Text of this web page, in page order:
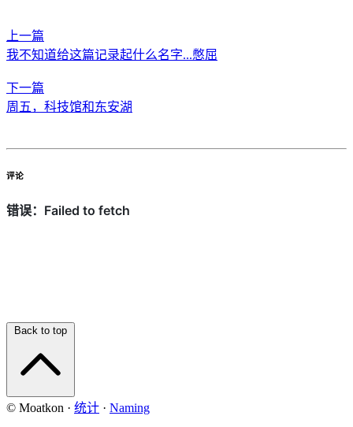
上一篇
我不知道给这篇记录起什么名字...憋屈
下一篇
周五，科技馆和东安湖
评论
Back to top
© Moatkon · 统计 · Naming